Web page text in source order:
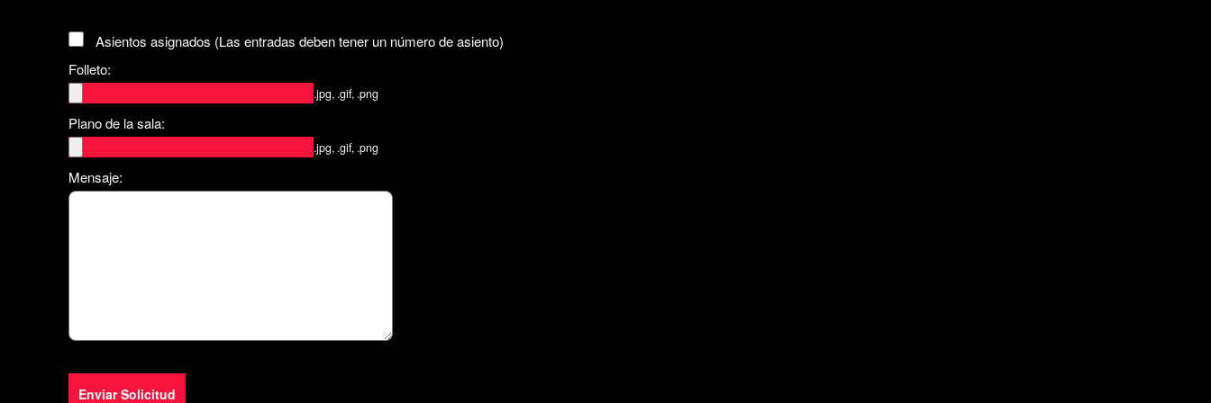
Asientos asignados (Las entradas deben tener un número de asiento)
Folleto:
.jpg, .gif, .png
Plano de la sala:
.jpg, .gif, .png
Mensaje:
Enviar Solicitud